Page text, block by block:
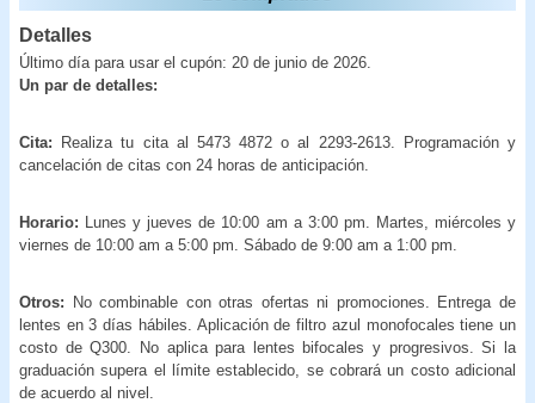
Detalles
Último día para usar el cupón: 20 de junio de 2026.
Un par de detalles:
Cita: Realiza tu cita al 5473 4872 o al 2293-2613. Programación y
cancelación de citas con 24 horas de anticipación.
Horario:
Lunes y jueves de 10:00 am a 3:00 pm. Martes, miércoles y
viernes de 10:00 am a 5:00 pm. Sábado de 9:00 am a 1:00 pm.
Otros: No combinable con otras ofertas ni promociones. Entrega de
lentes en 3 días hábiles. Aplicación de filtro azul monofocales tiene un
costo de Q300. No aplica para lentes bifocales y progresivos. Si la
graduación supera el límite establecido, se cobrará un costo adicional
de acuerdo al nivel.